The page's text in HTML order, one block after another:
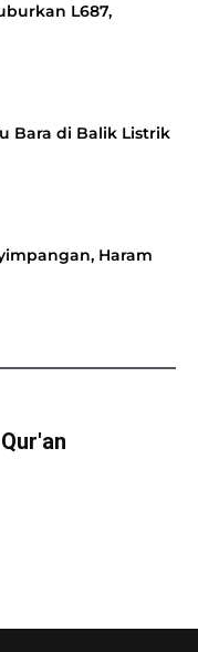
L687,
Bara di Balik Listrik
Haram